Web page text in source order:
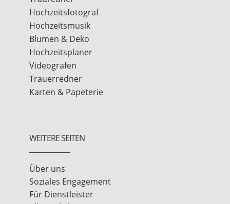
Hochzeitsfotograf
Hochzeitsmusik
Blumen & Deko
Hochzeitsplaner
Videografen
Trauerredner
Karten & Papeterie
WEITERE SEITEN
Über uns
Soziales Engagement
Für Dienstleister